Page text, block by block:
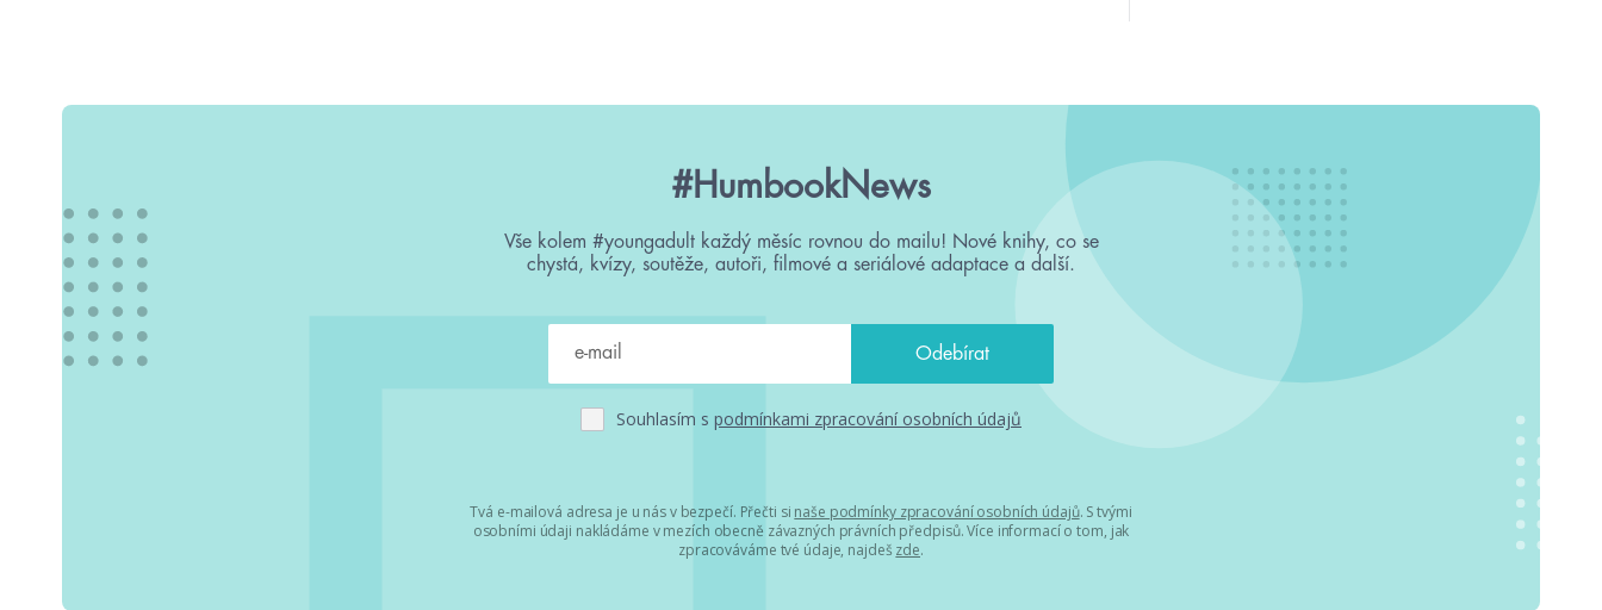
#HumbookNews
Vše kolem #youngadult každý měsíc rovnou do mailu! Nové knihy, co se
chystá, kvízy, soutěže, autoři, filmové a seriálové adaptace a další.
Souhlasím s podmínkami zpracování osobních údajů
Tvá e-mailová adresa je u nás v bezpečí. Přečti si naše podmínky zpracování osobních údajů. S tvými
osobními údaji nakládáme v mezích obecně závazných právních předpisů. Více informací o tom, jak
zpracováváme tvé údaje, najdeš zde.